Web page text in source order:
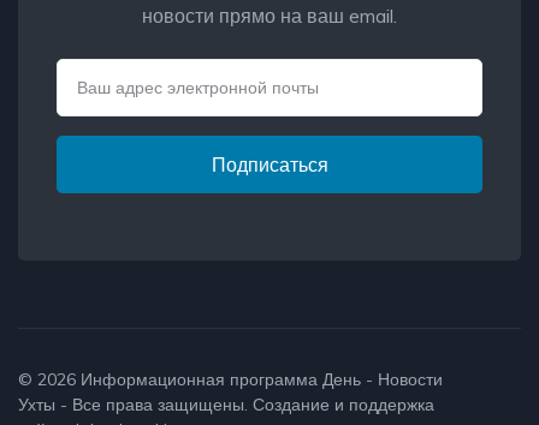
новости прямо на ваш email.
Подписаться
© 2026 Информационная программа День - Новости
Ухты - Все права защищены. Создание и поддержка